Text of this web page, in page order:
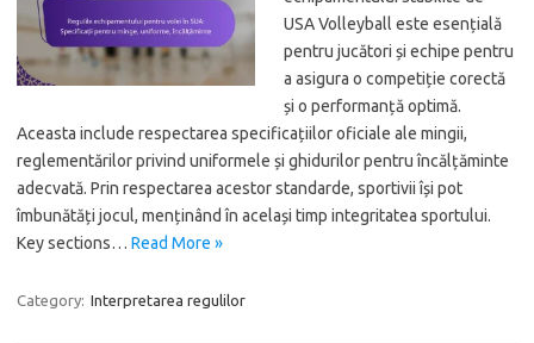
USA Volleyball este esențială
pentru jucători și echipe pentru
a asigura o competiție corectă
și o performanță optimă.
Aceasta include respectarea specificațiilor oficiale ale mingii,
reglementărilor privind uniformele și ghidurilor pentru încălțăminte
adecvată. Prin respectarea acestor standarde, sportivii își pot
îmbunătăți jocul, menținând în același timp integritatea sportului.
Key sections… Read More »
Category: Interpretarea regulilor